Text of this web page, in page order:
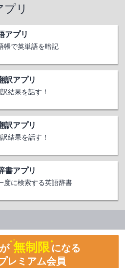
リ
アプリ
帳で英単語を暗記
訳アプリ
結果を話す！
訳アプリ
結果を話す！
書アプリ
度に検索する英語辞書
無制限になる
レミアム会員